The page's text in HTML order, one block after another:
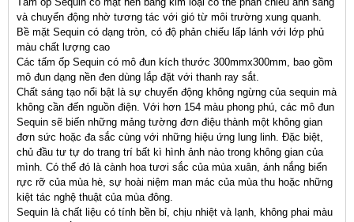
Tấm ốp Sequin có mặt nền bằng kim loại có thể phản chiếu ánh sáng
và chuyển động nhờ tương tác với gió từ môi trường xung quanh.
Bề mặt Sequin có dạng tròn, có độ phản chiếu lấp lánh với lớp phủ
màu chất lượng cao
Các tấm ốp Sequin có mô đun kích thước 300mmx300mm, bao gồm
mô đun dạng nền đen dùng lắp đặt với thanh ray sắt.
Chất sáng tạo nổi bật là sự chuyển động không ngừng của sequin mà
không cần đến nguồn điện. Với hơn 154 màu phong phú, các mô đun
Sequin sẽ biến những mảng tường đơn điệu thành một không gian
đơn sức hoặc đa sắc cùng với những hiệu ứng lung linh. Đặc biệt,
chủ đầu tư tự do trang trí bất kì hình ảnh nào trong không gian của
mình. Có thể đó là cành hoa tươi sắc của mùa xuân, ánh nắng biển
rực rỡ của mùa hè, sự hoài niệm man mác của mùa thu hoặc những
kiệt tác nghệ thuật của mùa đông.
Sequin là chất liệu có tính bền bỉ, chịu nhiệt và lạnh, không phai màu